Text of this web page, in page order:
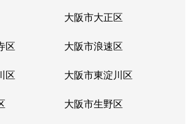
大阪市大正区
区 大阪市浪速区
区 大阪市東淀川区
大阪市生野区